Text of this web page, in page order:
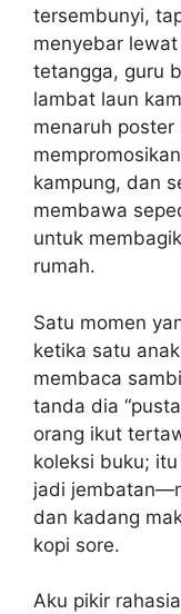
tersembunyi,
menyebar
tetangga, guru
lambat laun
menaruh
kampung, dan
membawa
untuk
rumah.
Satu momen
ketika satu
membaca
tanda dia
orang ikut
koleksi buku;
jadi
dan kadang
kopi sore.
Aku pikir